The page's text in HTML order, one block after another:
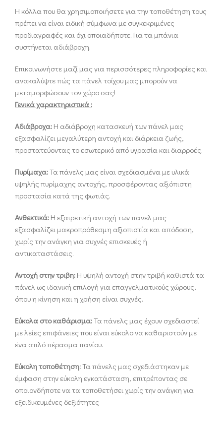
Η κόλλα που θα χρησιμοποιήσετε για την τοποθέτηση τους
πρέπει να είναι ειδική σύμφωνα με συγκεκριμένες
προδιαγραφές και όχι οποιαδήποτε. Για τα μπάνια
συστήνεται αδιάβροχη.
Επικοινωνήστε μαζί μας για περισσότερες πληροφορίες και
ανακαλύψτε πώς τα πάνελ τοίχου μας μπορούν να
μεταμορφώσουν τον χώρο σας!
Γενικά χαρακτηριστικά :
Αδιάβροχα: Η αδιάβροχη κατασκευή των πάνελ μας
εξασφαλίζει μεγαλύτερη αντοχή και διάρκεια ζωής,
προστατεύοντας το εσωτερικό από υγρασία και διαρροές.
Πυρίμαχα:Τα πάνελς μας είναι σχεδιασμένα με υλικά
υψηλής πυρίμαχης αντοχής, προσφέροντας αξιόπιστη
προστασία κατά της φωτιάς.
Ανθεκτικά: Η εξαιρετική αντοχή των πανελ μας
εξασφαλίζει μακροπρόθεσμη αξιοπιστία και απόδοση,
χωρίς την ανάγκη για συχνές επισκευές ή
αντικαταστάσεις.
Αντοχή στην τριβη: Η υψηλή αντοχή στην τριβή καθιστά τα
πάνελ ως ιδανική επιλογή για επαγγελματικούς χώρους,
όπου η κίνηση και η χρήση είναι συχνές.
Εύκολα στο καθάρισμα:Τα πάνελς μας έχουν σχεδιαστεί
με λείες επιφάνειες που είναι εύκολο να καθαριστούν με
ένα απλό πέρασμα πανίου.
Εύκολη τοποθέτηση:Τα πάνελς μας σχεδιάστηκαν με
έμφαση στην εύκολη εγκατάσταση, επιτρέποντας σε
οποιονδήποτε να τα τοποθετήσει χωρίς την ανάγκη για
εξειδικευμένες δεξιότητες